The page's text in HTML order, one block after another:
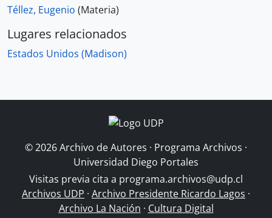
Téllez, Eugenio (Materia)
Lugares relacionados
Estados Unidos (Madison)
© 2026 Archivo de Autores · Programa Archivos ·
Universidad Diego Portales
Visitas previa cita a programa.archivos@udp.cl
Archivos UDP · Archivo Presidente Ricardo Lagos ·
Archivo La Nación · Cultura Digital